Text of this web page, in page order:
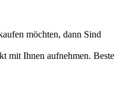
möchten, dann Sind
mit Ihnen aufnehmen. Beste